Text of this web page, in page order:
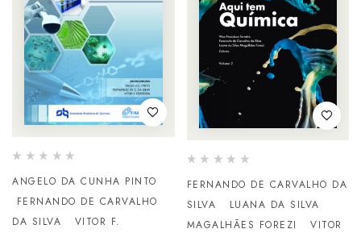
ANGELO DA CUNHA PINTO
FERNANDO DE CARVALHO
DA SILVA
VITOR F.
FERNANDO DE CARVALHO DA
SILVA
LUANA DA SILVA
MAGALHÃES FOREZI
VITOR